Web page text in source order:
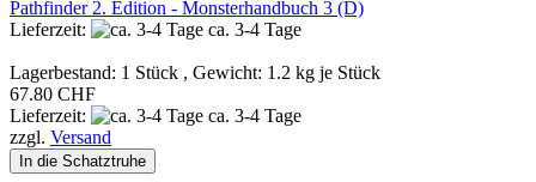
Pathfinder 2. Edition - Monsterhandbuch 3 (D)
Lieferzeit:
ca. 3-4 Tage
Lagerbestand: 1 Stück , Gewicht: 1.2 kg je Stück
67.80 CHF
Lieferzeit:
ca. 3-4 Tage
zzgl. Versand
In die Schatztruhe